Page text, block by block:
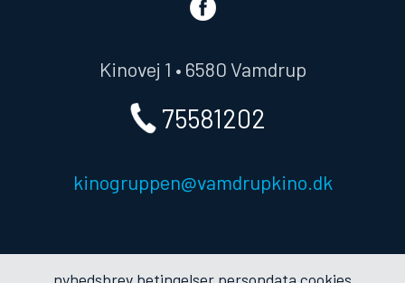
Kinovej 1 • 6580 Vamdrup
75581202
kinogruppen@vamdrupkino.dk